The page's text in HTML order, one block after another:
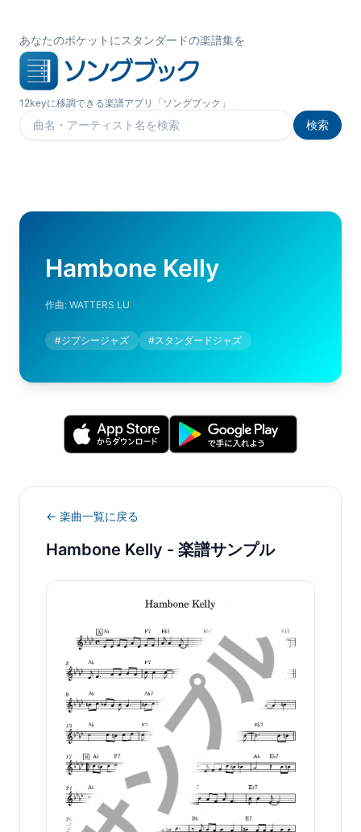
あなたのポケットにスタンダードの楽譜集を
12keyに移調できる楽譜アプリ「ソングブック」
楽曲を検索
検索
Hambone Kelly
作曲: WATTERS LU
#ジプシージャズ #スタンダードジャズ
← 楽曲一覧に戻る
Hambone Kelly - 楽譜サンプル